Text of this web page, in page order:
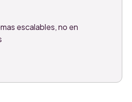
escalables, no en